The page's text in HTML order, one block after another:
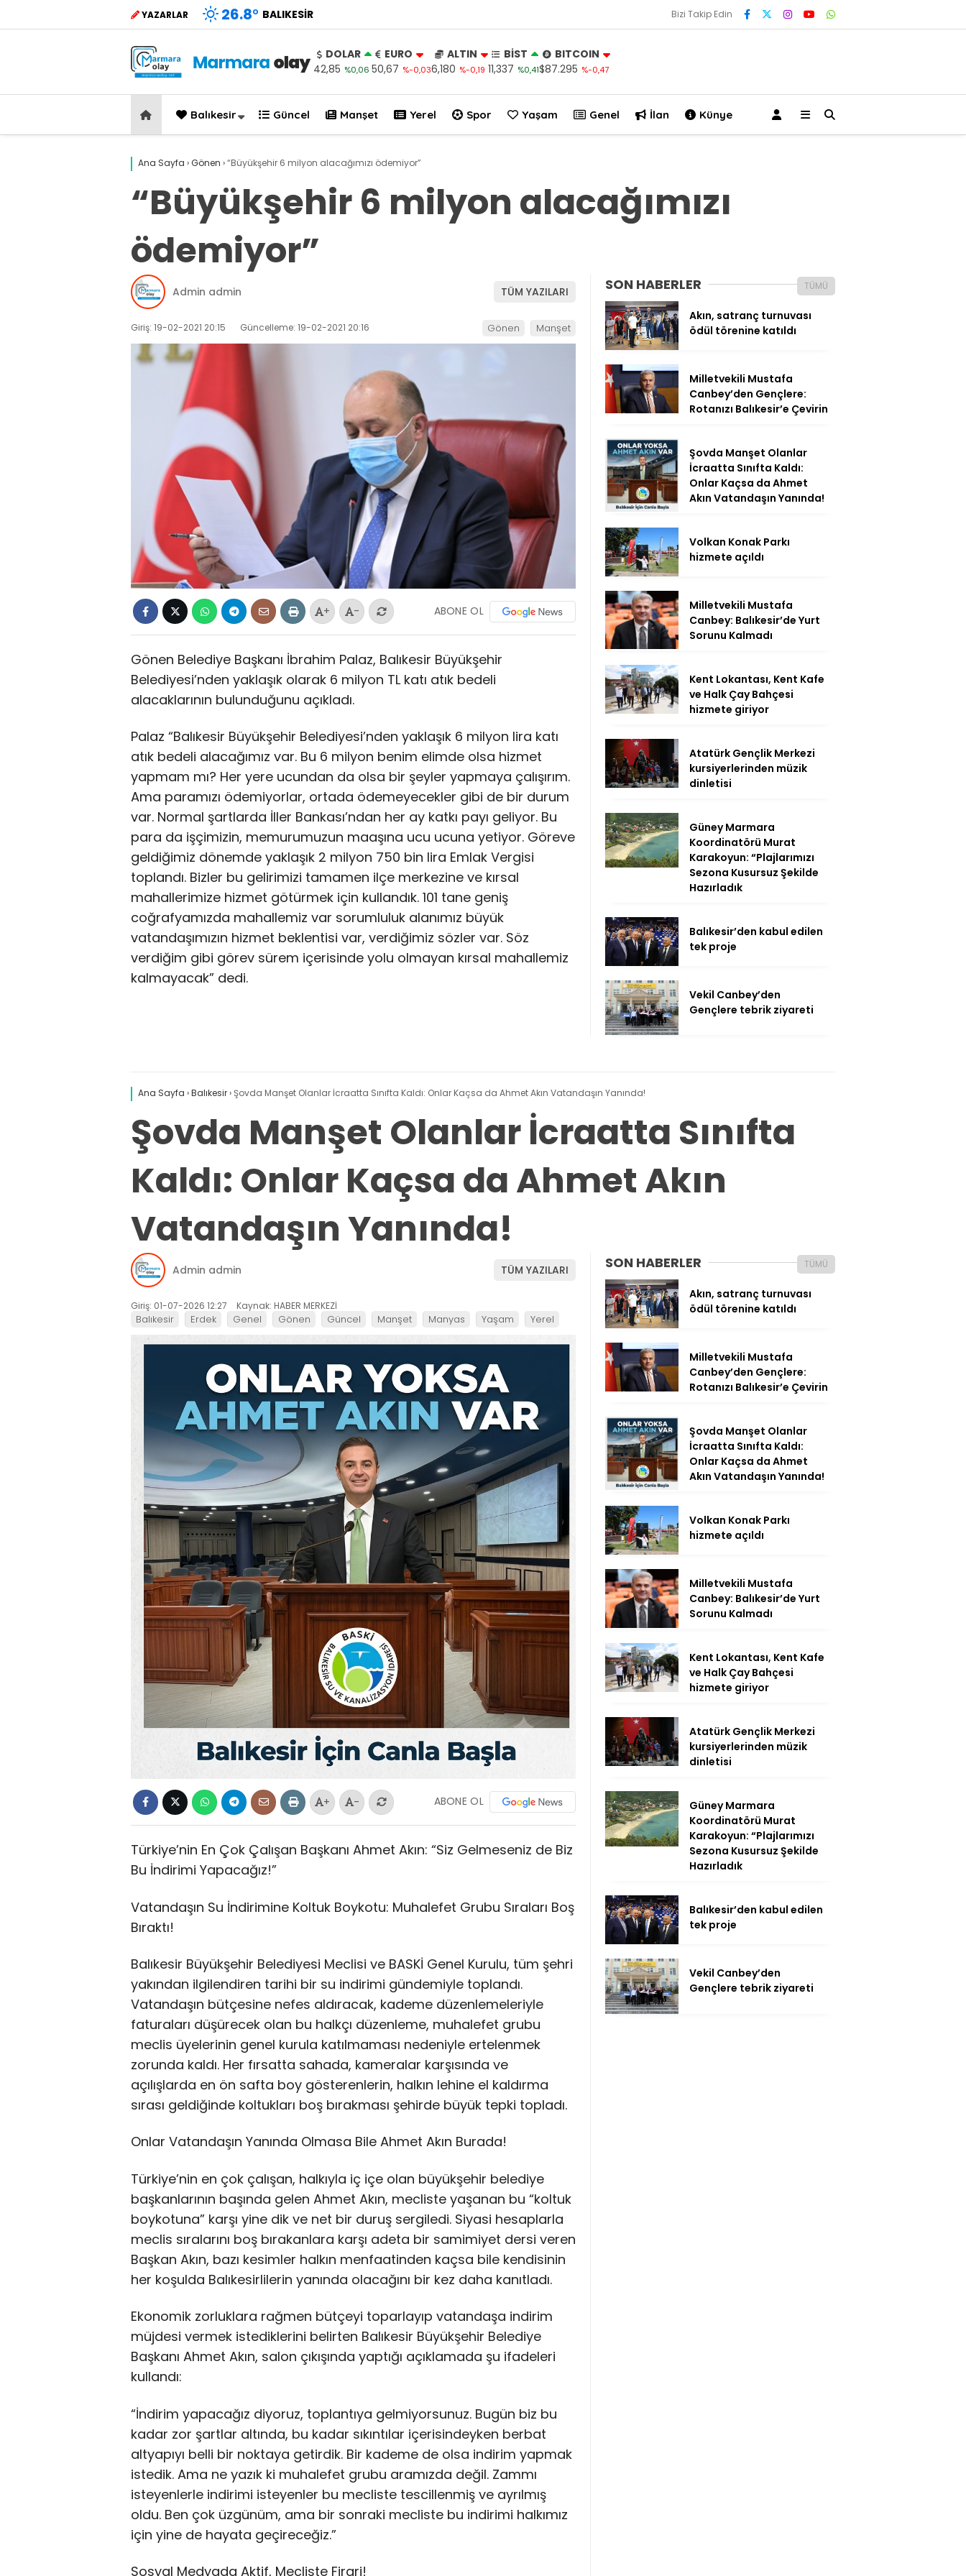
YAZARLAR 26.8° BALIKESIR Bizi Takip Edin
DOLAR
42,85 %0,06
EURO
50,67 %-0,03
ALTIN
6,180 %-0,19
BİST
11,337 %0,41
BITCOIN
$87.295 %-0,47
Balıkesir Güncel Manşet Yerel Spor Yaşam Genel İlan Künye
Ana Sayfa ›Gönen ›“Büyükşehir 6 milyon alacağımızı ödemiyor”
“Büyükşehir 6 milyon alacağımızı
ödemiyor”
Admin admin TÜM YAZILARI
Giriş: 19-02-2021 20:15 Güncelleme: 19-02-2021 20:16 Gönen Manşet
+ - ABONE OL
Gönen Belediye Başkanı İbrahim Palaz, Balıkesir Büyükşehir
Belediyesi’nden yaklaşık olarak 6 milyon TL katı atık bedeli
alacaklarının bulunduğunu açıkladı.
Palaz “Balıkesir Büyükşehir Belediyesi’nden yaklaşık 6 milyon lira katı
atık bedeli alacağımız var. Bu 6 milyon benim elimde olsa hizmet
yapmam mı? Her yere ucundan da olsa bir şeyler yapmaya çalışırım.
Ama paramızı ödemiyorlar, ortada ödemeyecekler gibi de bir durum
var. Normal şartlarda İller Bankası’ndan her ay katkı payı geliyor. Bu
para da işçimizin, memurumuzun maaşına ucu ucuna yetiyor. Göreve
geldiğimiz dönemde yaklaşık 2 milyon 750 bin lira Emlak Vergisi
toplandı. Bizler bu gelirimizi tamamen ilçe merkezine ve kırsal
mahallerimize hizmet götürmek için kullandık. 101 tane geniş
coğrafyamızda mahallemiz var sorumluluk alanımız büyük
vatandaşımızın hizmet beklentisi var, verdiğimiz sözler var. Söz
verdiğim gibi görev sürem içerisinde yolu olmayan kırsal mahallemiz
kalmayacak” dedi.
SON HABERLER TÜMÜ
Akın, satranç turnuvası
ödül törenine katıldı
Milletvekili Mustafa
Canbey’den Gençlere:
Rotanızı Balıkesir’e Çevirin
Şovda Manşet Olanlar
İcraatta Sınıfta Kaldı:
Onlar Kaçsa da Ahmet
Akın Vatandaşın Yanında!
Volkan Konak Parkı
hizmete açıldı
Milletvekili Mustafa
Canbey: Balıkesir’de Yurt
Sorunu Kalmadı
Kent Lokantası, Kent Kafe
ve Halk Çay Bahçesi
hizmete giriyor
Atatürk Gençlik Merkezi
kursiyerlerinden müzik
dinletisi
Güney Marmara
Koordinatörü Murat
Karakoyun: “Plajlarımızı
Sezona Kusursuz Şekilde
Hazırladık
Balıkesir’den kabul edilen
tek proje
Vekil Canbey’den
Gençlere tebrik ziyareti
Ana Sayfa ›Balıkesir›Şovda Manşet Olanlar İcraatta Sınıfta Kaldı: Onlar Kaçsa da Ahmet Akın Vatandaşın Yanında!
Şovda Manşet Olanlar İcraatta Sınıfta
Kaldı: Onlar Kaçsa da Ahmet Akın
Vatandaşın Yanında!
Admin admin TÜM YAZILARI
Giriş: 01-07-2026 12:27 Kaynak: HABER MERKEZİ
Balıkesir Erdek Genel Gönen Güncel Manşet Manyas Yaşam Yerel
+ - ABONE OL
Türkiye’nin En Çok Çalışan Başkanı Ahmet Akın: “Siz Gelmeseniz de Biz
Bu İndirimi Yapacağız!”
Vatandaşın Su İndirimine Koltuk Boykotu: Muhalefet Grubu Sıraları Boş
Bıraktı!
Balıkesir Büyükşehir Belediyesi Meclisi ve BASKİ Genel Kurulu, tüm şehri
yakından ilgilendiren tarihi bir su indirimi gündemiyle toplandı.
Vatandaşın bütçesine nefes aldıracak, kademe düzenlemeleriyle
faturaları düşürecek olan bu halkçı düzenleme, muhalefet grubu
meclis üyelerinin genel kurula katılmaması nedeniyle ertelenmek
zorunda kaldı. Her fırsatta sahada, kameralar karşısında ve
açılışlarda en ön safta boy gösterenlerin, halkın lehine el kaldırma
sırası geldiğinde koltukları boş bırakması şehirde büyük tepki topladı.
Onlar Vatandaşın Yanında Olmasa Bile Ahmet Akın Burada!
Türkiye’nin en çok çalışan, halkıyla iç içe olan büyükşehir belediye
başkanlarının başında gelen Ahmet Akın, mecliste yaşanan bu “koltuk
boykotuna” karşı yine dik ve net bir duruş sergiledi. Siyasi hesaplarla
meclis sıralarını boş bırakanlara karşı adeta bir samimiyet dersi veren
Başkan Akın, bazı kesimler halkın menfaatinden kaçsa bile kendisinin
her koşulda Balıkesirlilerin yanında olacağını bir kez daha kanıtladı.
Ekonomik zorluklara rağmen bütçeyi toparlayıp vatandaşa indirim
müjdesi vermek istediklerini belirten Balıkesir Büyükşehir Belediye
Başkanı Ahmet Akın, salon çıkışında yaptığı açıklamada şu ifadeleri
kullandı:
“İndirim yapacağız diyoruz, toplantıya gelmiyorsunuz. Bugün biz bu
kadar zor şartlar altında, bu kadar sıkıntılar içerisindeyken berbat
altyapıyı belli bir noktaya getirdik. Bir kademe de olsa indirim yapmak
istedik. Ama ne yazık ki muhalefet grubu aramızda değil. Zammı
isteyenlerle indirimi isteyenler bu mecliste tescillenmiş ve ayrılmış
oldu. Ben çok üzgünüm, ama bir sonraki mecliste bu indirimi halkımız
için yine de hayata geçireceğiz.”
Sosyal Medyada Aktif, Mecliste Firari!
SON HABERLER TÜMÜ
Akın, satranç turnuvası
ödül törenine katıldı
Milletvekili Mustafa
Canbey’den Gençlere:
Rotanızı Balıkesir’e Çevirin
Şovda Manşet Olanlar
İcraatta Sınıfta Kaldı:
Onlar Kaçsa da Ahmet
Akın Vatandaşın Yanında!
Volkan Konak Parkı
hizmete açıldı
Milletvekili Mustafa
Canbey: Balıkesir’de Yurt
Sorunu Kalmadı
Kent Lokantası, Kent Kafe
ve Halk Çay Bahçesi
hizmete giriyor
Atatürk Gençlik Merkezi
kursiyerlerinden müzik
dinletisi
Güney Marmara
Koordinatörü Murat
Karakoyun: “Plajlarımızı
Sezona Kusursuz Şekilde
Hazırladık
Balıkesir’den kabul edilen
tek proje
Vekil Canbey’den
Gençlere tebrik ziyareti